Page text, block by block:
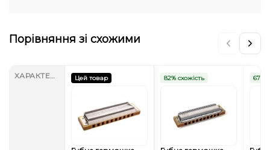
Порівняння зі схожими
Цей товар 82% схожість 67%